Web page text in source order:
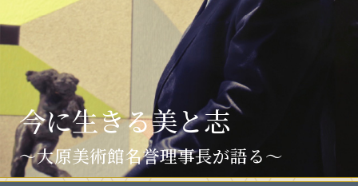
今に生きる美と志
〜大原美術館名誉理事長が語る〜